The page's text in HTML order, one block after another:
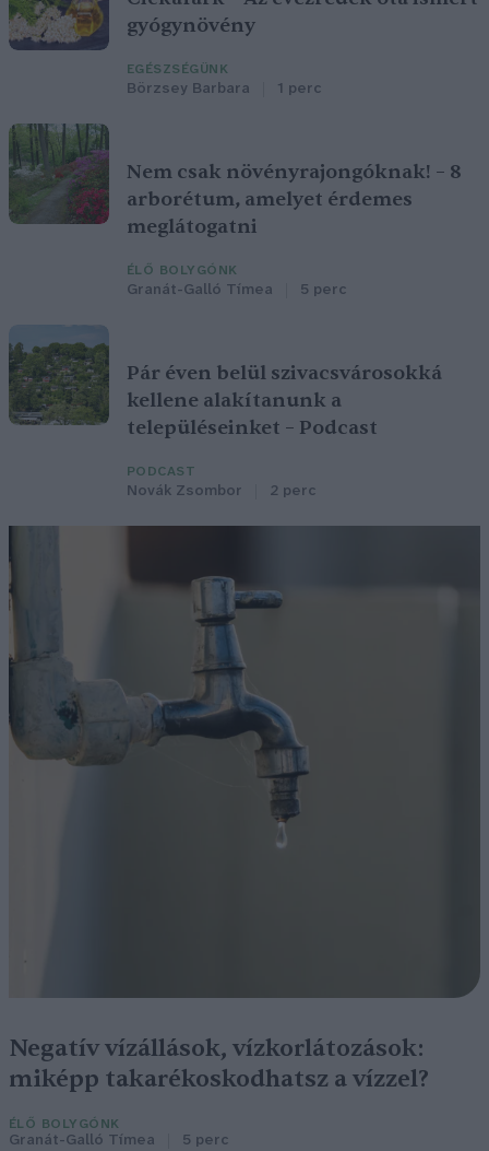
gyógynövény
EGÉSZSÉGÜNK
Börzsey Barbara 1 perc
Nem csak növényrajongóknak! – 8
arborétum, amelyet érdemes
meglátogatni
ÉLŐ BOLYGÓNK
Granát-Galló Tímea 5 perc
Pár éven belül szivacsvárosokká
kellene alakítanunk a
településeinket – Podcast
PODCAST
Novák Zsombor 2 perc
Negatív vízállások, vízkorlátozások:
miképp takarékoskodhatsz a vízzel?
ÉLŐ BOLYGÓNK
Granát-Galló Tímea 5 perc